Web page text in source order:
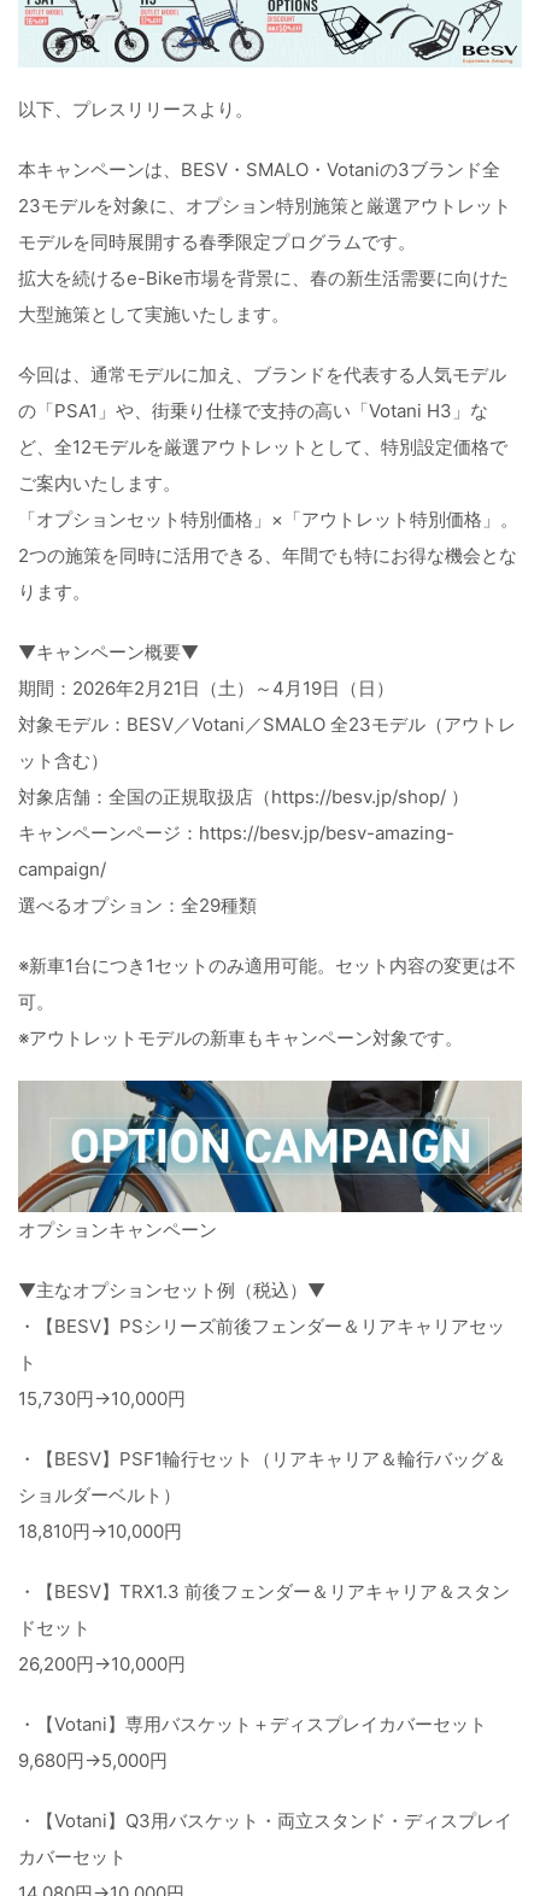
以下、プレスリリースより。
本キャンペーンは、BESV・SMALO・Votaniの3ブランド全
23モデルを対象に、オプション特別施策と厳選アウトレット
モデルを同時展開する春季限定プログラムです。
拡大を続けるe-Bike市場を背景に、春の新生活需要に向けた
大型施策として実施いたします。
今回は、通常モデルに加え、ブランドを代表する人気モデル
の「PSA1」や、街乗り仕様で支持の高い「Votani H3」な
ど、全12モデルを厳選アウトレットとして、特別設定価格で
ご案内いたします。
「オプションセット特別価格」×「アウトレット特別価格」。
2つの施策を同時に活用できる、年間でも特にお得な機会とな
ります。
▼キャンペーン概要▼
期間：2026年2月21日（土）～4月19日（日）
対象モデル：BESV／Votani／SMALO 全23モデル（アウトレ
ット含む）
対象店舗：全国の正規取扱店（https://besv.jp/shop/ ）
キャンペーンページ：https://besv.jp/besv-amazing-
campaign/
選べるオプション：全29種類
※新車1台につき1セットのみ適用可能。セット内容の変更は不
可。
※アウトレットモデルの新車もキャンペーン対象です。
オプションキャンペーン
▼主なオプションセット例（税込）▼
・【BESV】PSシリーズ前後フェンダー＆リアキャリアセッ
ト
15,730円→10,000円
・【BESV】PSF1輪行セット（リアキャリア＆輪行バッグ＆
ショルダーベルト）
18,810円→10,000円
・【BESV】TRX1.3 前後フェンダー＆リアキャリア＆スタン
ドセット
26,200円→10,000円
・【Votani】専用バスケット＋ディスプレイカバーセット
9,680円→5,000円
・【Votani】Q3用バスケット・両立スタンド・ディスプレイ
カバーセット